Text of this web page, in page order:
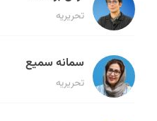
تحریریه
سمانه سمیع
تحریریه